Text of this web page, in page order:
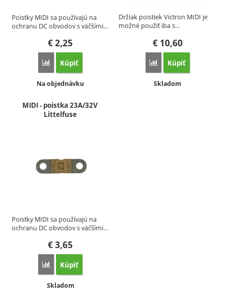
Poistky MIDI sa používajú na
ochranu DC obvodov s väčšími…
€2,25
Porovnať
Kúpiť
Dostupnosť:
Na objednávku
Držiak poistiek Victron MIDI je
možné použiť iba s…
€10,60
Porovnať
Kúpiť
Dostupnosť:
Skladom
MIDI - poistka 23A/32V
Littelfuse
Poistky MIDI sa používajú na
ochranu DC obvodov s väčšími…
€3,65
Porovnať
Kúpiť
Dostupnosť:
Skladom